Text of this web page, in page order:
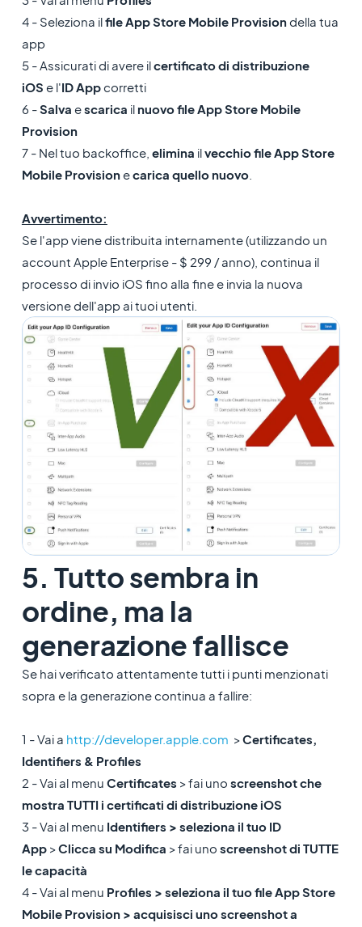
4 - Seleziona ilfile App Store Mobile Provisiondella tua
app
5 - Assicurati di avere ilcertificato di distribuzione
iOS e l'ID Appcorretti
6 -Salva escarica il nuovo file App Store Mobile
Provision
7 - Nel tuo backoffice, elimina ilvecchio file App Store
Mobile Provisionecarica quello nuovo.
Avvertimento:
Se l'app viene distribuita internamente (utilizzando un
account Apple Enterprise - $ 299 / anno), continua il
processo di invio iOS fino alla fine e invia la nuova
versione dell'app ai tuoi utenti.
5. Tutto sembra in
ordine, ma la
generazione fallisce
Se hai verificato attentamente tutti i punti menzionati
sopra e la generazione continua a fallire:
1 - Vai a http://developer.apple.com >Certificates,
Identifiers & Profiles
2 - Vai al menu Certificates > fai uno screenshot che
mostra TUTTI i certificati di distribuzione iOS
3 - Vai al menu Identifiers > seleziona il tuo ID
App >Clicca su Modifica > fai uno screenshot di TUTTE
le capacità
4 - Vai al menu Profiles > seleziona il tuo file App Store
Mobile Provision > acquisisci uno screenshot a